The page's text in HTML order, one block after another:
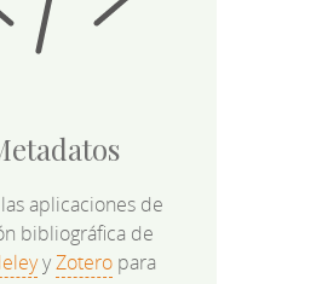
aplicaciones de
bibliográfica de
yZoteropara